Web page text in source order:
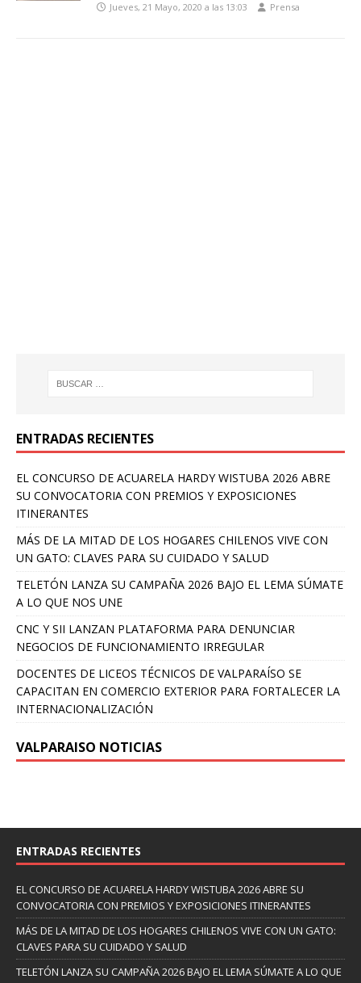
Jueves, 21 Mayo, 2020 a las 13:03 Prensa
ENTRADAS RECIENTES
EL CONCURSO DE ACUARELA HARDY WISTUBA 2026 ABRE
SU CONVOCATORIA CON PREMIOS Y EXPOSICIONES
ITINERANTES
MÁS DE LA MITAD DE LOS HOGARES CHILENOS VIVE CON
UN GATO: CLAVES PARA SU CUIDADO Y SALUD
TELETÓN LANZA SU CAMPAÑA 2026 BAJO EL LEMA SÚMATE
A LO QUE NOS UNE
CNC Y SII LANZAN PLATAFORMA PARA DENUNCIAR
NEGOCIOS DE FUNCIONAMIENTO IRREGULAR
DOCENTES DE LICEOS TÉCNICOS DE VALPARAÍSO SE
CAPACITAN EN COMERCIO EXTERIOR PARA FORTALECER LA
INTERNACIONALIZACIÓN
VALPARAISO NOTICIAS
ENTRADAS RECIENTES
EL CONCURSO DE ACUARELA HARDY WISTUBA 2026 ABRE SU
CONVOCATORIA CON PREMIOS Y EXPOSICIONES ITINERANTES
MÁS DE LA MITAD DE LOS HOGARES CHILENOS VIVE CON UN GATO:
CLAVES PARA SU CUIDADO Y SALUD
TELETÓN LANZA SU CAMPAÑA 2026 BAJO EL LEMA SÚMATE A LO QUE